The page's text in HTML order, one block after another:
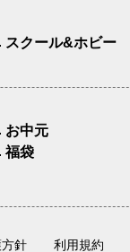
スクール&ホビー
お中元
福袋
針 利用規約